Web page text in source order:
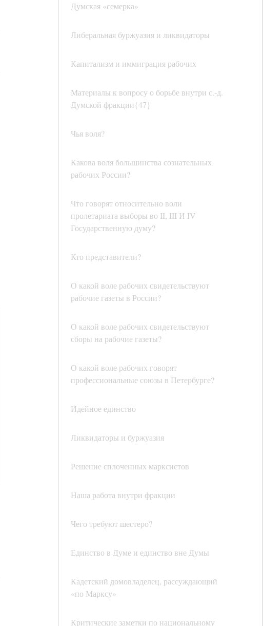
Думская «семерка»
Либеральная буржуазия и ликвидаторы
Капитализм и иммиграция рабочих
Материалы к вопросу о борьбе внутри с.-д.
Думской фракции{47}
Чья воля?
Какова воля большинства сознательных
рабочих России?
Что говорят относительно воли
пролетариата выборы во II, III И IV
Государственную думу?
Кто представители?
О какой воле рабочих свидетельствуют
рабочие газеты в России?
О какой воле рабочих свидетельствуют
сборы на рабочие газеты?
О какой воле рабочих говорят
профессиональные союзы в Петербурге?
Идейное единство
Ликвидаторы и буржуазия
Решение сплоченных марксистов
Наша работа внутри фракции
Чего требуют шестеро?
Единство в Думе и единство вне Думы
Кадетский домовладелец, рассуждающий
«по Марксу»
Критические заметки по национальному